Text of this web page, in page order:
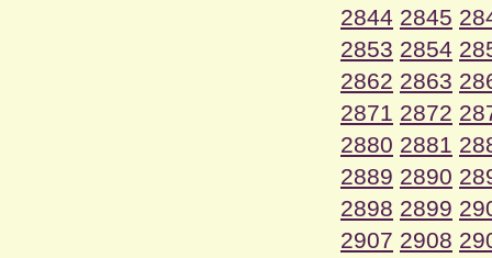
2844 2845
2853 2854
2862 2863
2871 2872
2880 2881
2889 2890
2898 2899
2907 2908